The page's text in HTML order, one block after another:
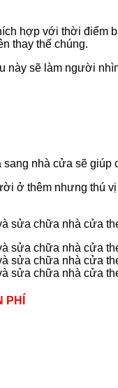
hợp với thời điểm
thay thế chúng.
này sẽ làm người
nhà cửa sẽ giúp
ở thêm nhưng thú